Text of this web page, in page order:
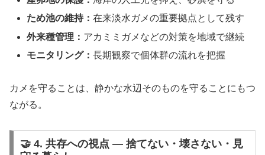
ため池の維持：在来淡水ガメの重要拠点として残す
外来種管理： アカミミガメなどの対策を地域で継続
モニタリング：長期観察で個体群の流れを把握
カメを守ることは、静かな水辺そのものを守ることにもつ
ながる。
🤝 4. 共存への視点 ― 捨てない・壊さない・見